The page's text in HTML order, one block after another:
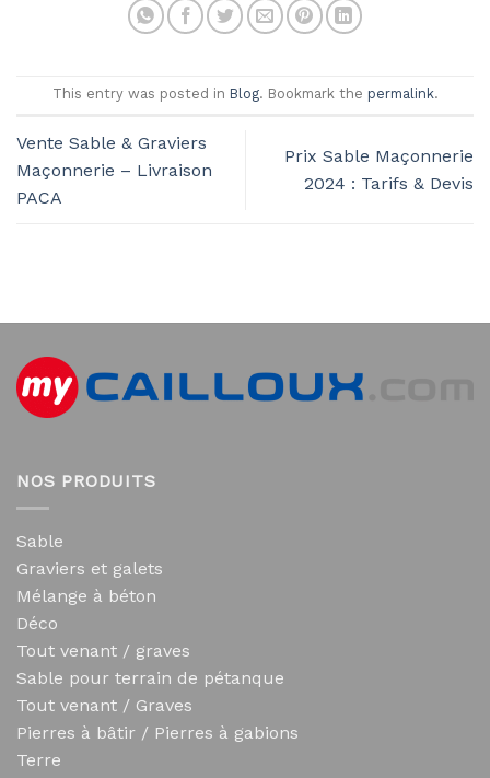
This entry was posted in Blog. Bookmark the permalink.
Vente Sable & Graviers
Maçonnerie – Livraison
PACA
Prix Sable Maçonnerie
2024 : Tarifs & Devis
NOS PRODUITS
Sable
Graviers et galets
Mélange à béton
Déco
Tout venant / graves
Sable pour terrain de pétanque
Tout venant / Graves
Pierres à bâtir / Pierres à gabions
Terre